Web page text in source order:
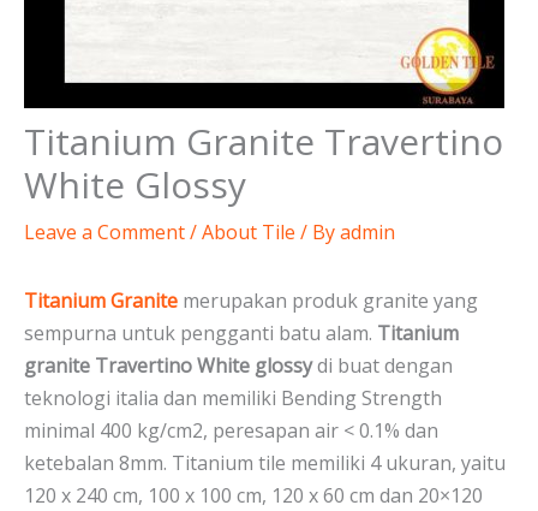
Titanium Granite Travertino
White Glossy
Leave a Comment/About Tile / Byadmin
Titanium Granite merupakan produk granite yang
sempurna untuk pengganti batu alam. Titanium
granite Travertino White glossydi buat dengan
teknologi italia dan memiliki Bending Strength
minimal 400 kg/cm2, peresapan air < 0.1% dan
ketebalan 8mm. Titanium tile memiliki 4 ukuran, yaitu
120 x 240 cm, 100 x 100 cm, 120 x 60 cm dan 20×120